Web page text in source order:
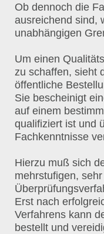
Ob dennoch die
ausreichend sind,
unabhängigen
Um einen
zu schaffen, sieht
öffentliche
Sie bescheinigt
auf einem
qualifiziert ist und
Fachkenntnisse
Hierzu muß sich
mehrstufigen,
Erst nach
Verfahrens kann
bestellt und